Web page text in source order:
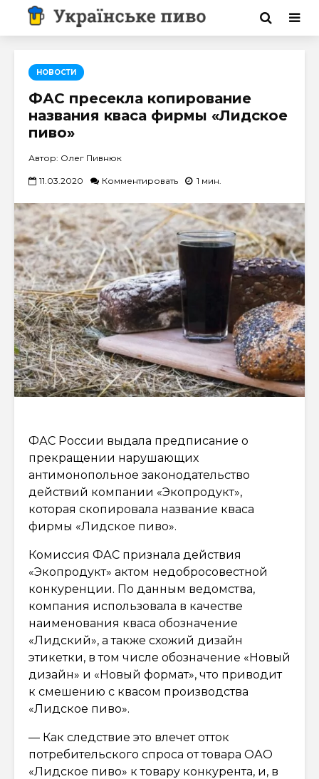
НОВОСТИ
ФАС пресекла копирование
названия кваса фирмы «Лидское
пиво»
Автор: Олег Пивнюк
11.03.2020 Комментировать 1 мин.
ФАС России выдала предписание о
прекращении нарушающих
антимонопольное законодательство
действий компании «Экопродукт»,
которая скопировала название кваса
фирмы «Лидское пиво».
Комиссия ФАС признала действия
«Экопродукт» актом недобросовестной
конкуренции. По данным ведомства,
компания использовала в качестве
наименования кваса обозначение
«Лидский», а также схожий дизайн
этикетки, в том числе обозначение «Новый
дизайн» и «Новый формат», что приводит
к смешению с квасом производства
«Лидское пиво».
— Как следствие это влечет отток
потребительского спроса от товара ОАО
«Лидское пиво» к товару конкурента, и, в